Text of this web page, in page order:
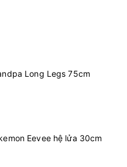
Long Legs 75cm
Eevee hệ lửa 30cm